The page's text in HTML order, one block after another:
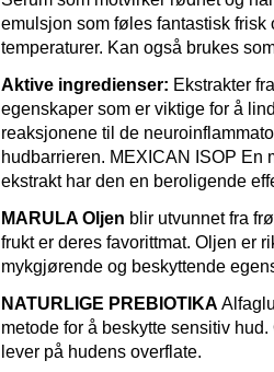
emulsjon som føles fantastisk
temperaturer. Kan også brukes
Aktive ingredienser: Ekstrakter
egenskaper som er viktige for å
reaksjonene til de
hudbarrieren. MEXICAN ISOP En
ekstrakt har den en beroligende
MARULA Oljen blir utvunnet fra
frukt er deres favorittmat. Oljen er
mykgjørende og beskyttende
NATURLIGE PREBIOTIKA
metode for å beskytte sensitiv
lever på hudens overflate.